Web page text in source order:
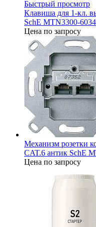
Быстрый просмотр
Клавиша для 1-кл.
SchE MTN3300-6034
Цена по запросу
Механизм розетки
CAT.6 антик SchE
Цена по запросу